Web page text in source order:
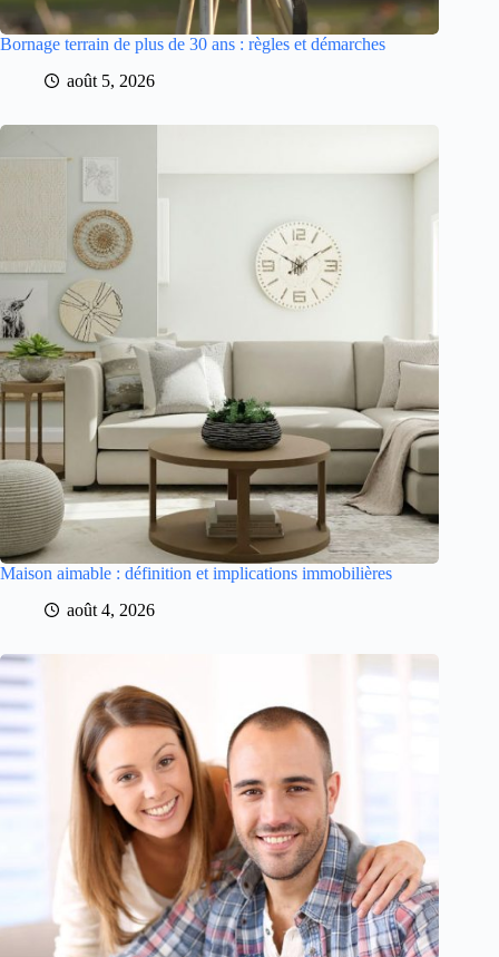
Bornage terrain de plus de 30 ans : règles et démarches
août 5, 2026
Maison aimable : définition et implications immobilières
août 4, 2026